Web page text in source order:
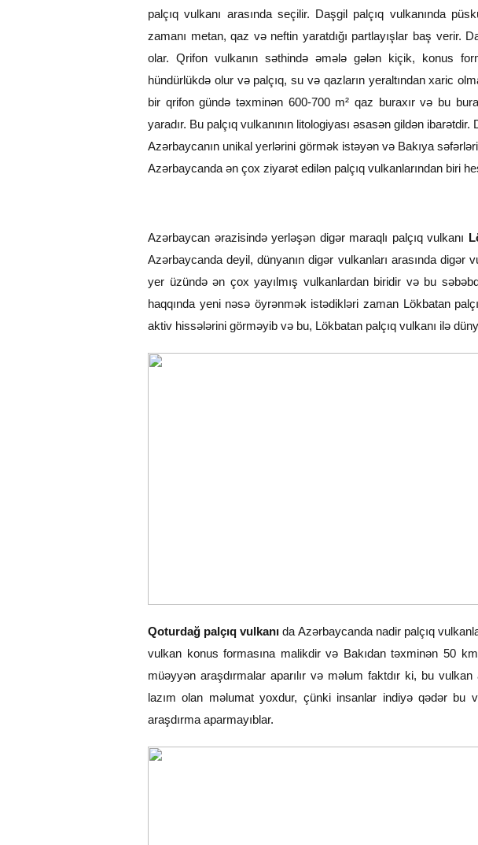
palçıq vulkanı arasında seçilir. Daşgil palçıq vulkanında
zamanı metan, qaz və neftin yaratdığı partlayışlar baş verir.
olar. Qrifon vulkanın səthində əmələ gələn kiçik, konus
hündürlükdə olur və palçıq, su və qazların yeraltından xaric
bir qrifon gündə təxminən 600-700 m² qaz buraxır və bu
yaradır. Bu palçıq vulkanının litologiyası əsasən gildən
Azərbaycanın unikal yerlərini görmək istəyən və Bakıya
Azərbaycanda ən çox ziyarət edilən palçıq vulkanlarından biri
Azərbaycan ərazisində yerləşən digər maraqlı palçıq vulkanı
Azərbaycanda deyil, dünyanın digər vulkanları arasında
yer üzündə ən çox yayılmış vulkanlardan biridir və bu
haqqında yeni nəsə öyrənmək istədikləri zaman Lökbatan
aktiv hissələrini görməyib və bu, Lökbatan palçıq vulkanı ilə
Qoturdağ palçıq vulkanıda Azərbaycanda nadir palçıq
vulkan konus formasına malikdir və Bakıdan təxminən 50
müəyyən araşdırmalar aparılır və məlum faktdır ki, bu
lazım olan məlumat yoxdur, çünki insanlar indiyə qədər bu
araşdırma aparmayıblar.